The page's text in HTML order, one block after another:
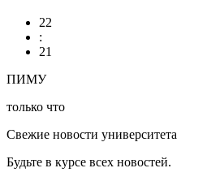
22
:
21
ПИМУ
только что
Свежие новости университета
Будьте в курсе всех новостей.